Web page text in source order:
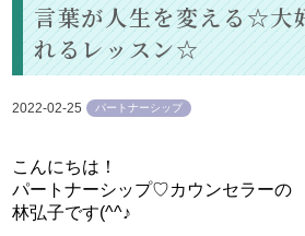
言葉が人生を変える☆大
れるレッスン☆
2022-02-25 パートナーシップ
こんにちは！
パートナーシップ♡カウンセラーの
林弘子です(^^♪